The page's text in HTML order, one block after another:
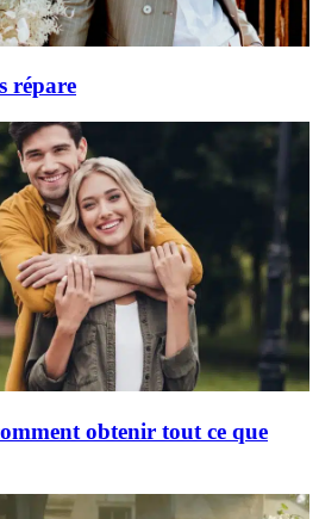
répare
obtenir tout ce que